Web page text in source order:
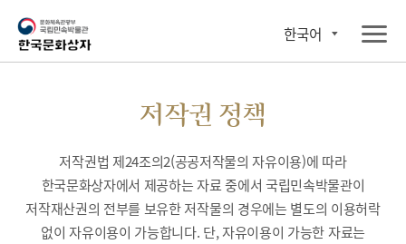
한국어
저작권 정책
저작권법 제24조의2(공공저작물의 자유이용)에 따라
한국문화상자에서 제공하는 자료 중에서 국립민속박물관이
저작재산권의 전부를 보유한 저작물의 경우에는 별도의 이용허락
없이 자유이용이 가능합니다. 단, 자유이용이 가능한 자료는